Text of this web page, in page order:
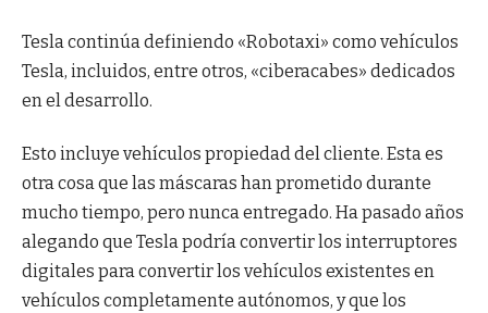
Tesla continúa definiendo «Robotaxi» como vehículos
Tesla, incluidos, entre otros, «ciberacabes» dedicados
en el desarrollo.
Esto incluye vehículos propiedad del cliente. Esta es
otra cosa que las máscaras han prometido durante
mucho tiempo, pero nunca entregado. Ha pasado años
alegando que Tesla podría convertir los interruptores
digitales para convertir los vehículos existentes en
vehículos completamente autónomos, y que los